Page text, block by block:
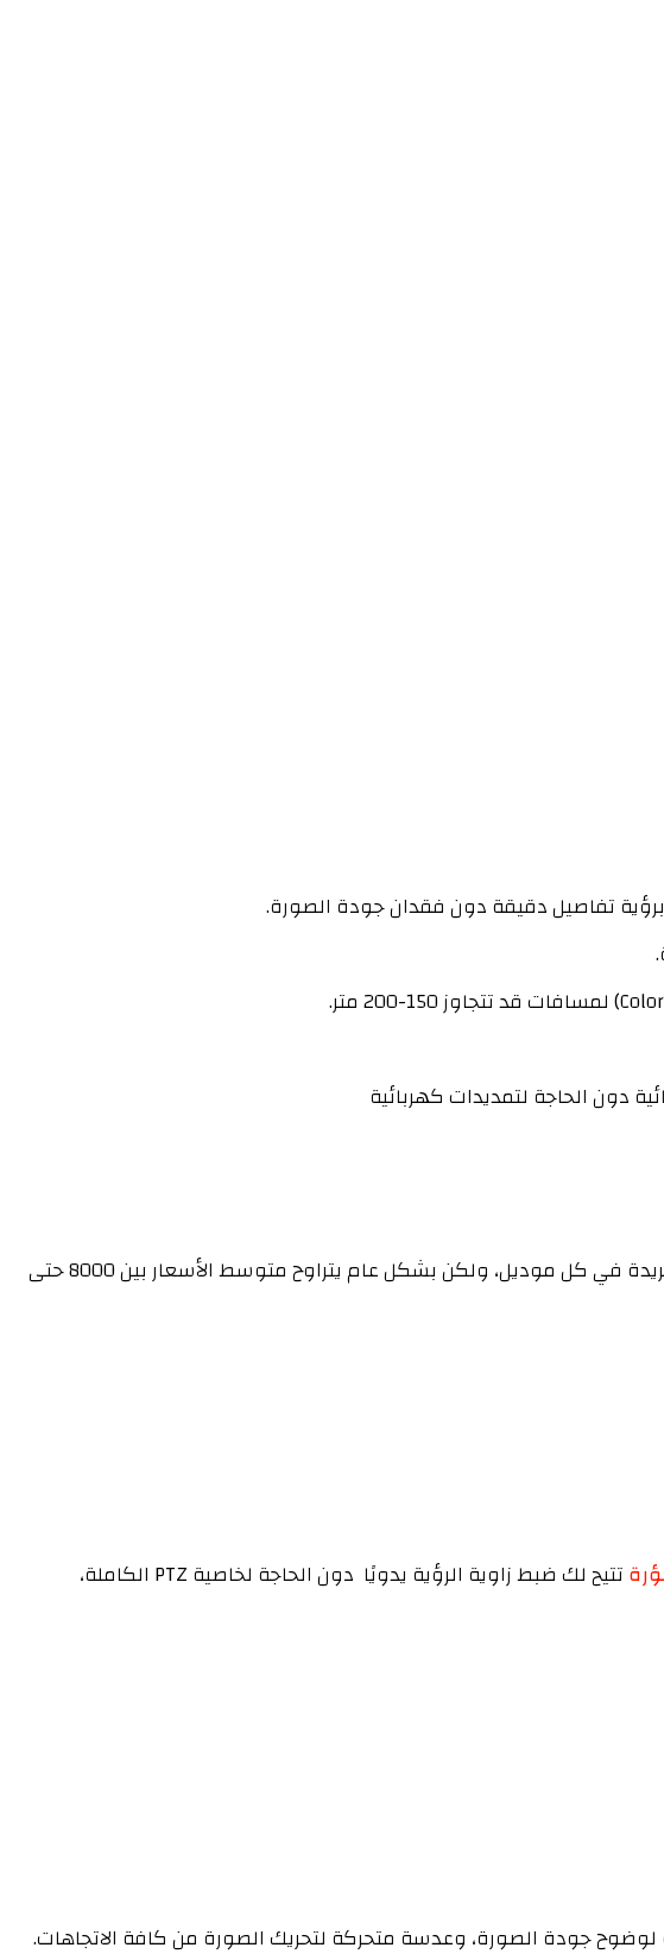
تتوقف أسعار كاميرا مراقبة زووم على عغدة عوامل مهمة منها ماركة الكاميرا ودقة الصورة والمميزات الفريدة في كل موديل، ولكن بشكل عام يتراوح متوسط الأسعار بين 8000 حتى
تتيح لك ضبط زاوية الرؤية يدويًا دون الحاجة لخاصية PTZ الكاملة،